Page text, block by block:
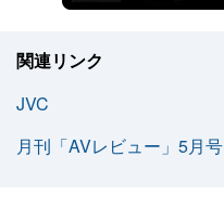
関連リンク
JVC
月刊「AVレビュー」5月号